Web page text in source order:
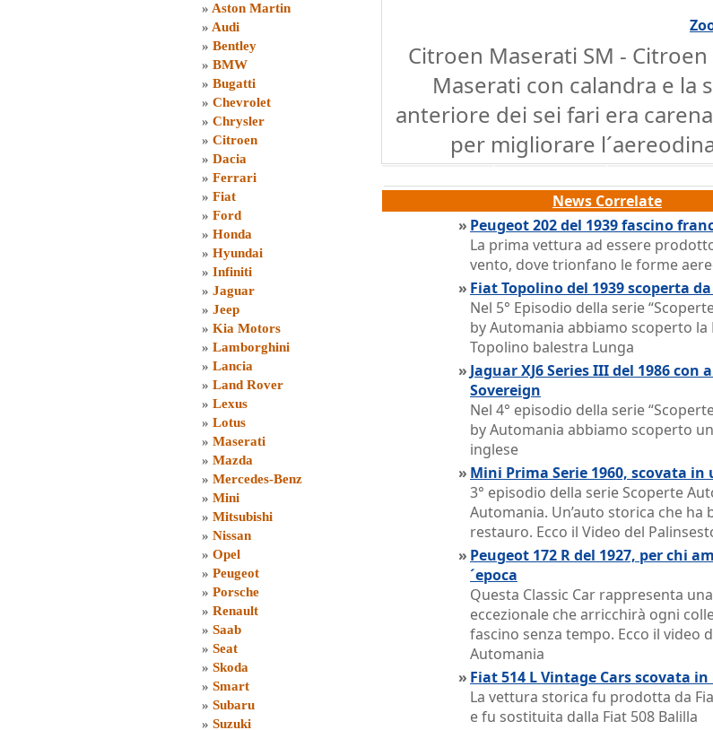
» Aston Martin
» Audi
» Bentley
» BMW
» Bugatti
» Chevrolet
» Chrysler
» Citroen
» Dacia
» Ferrari
» Fiat
» Ford
» Honda
» Hyundai
» Infiniti
» Jaguar
» Jeep
» Kia Motors
» Lamborghini
» Lancia
» Land Rover
» Lexus
» Lotus
» Maserati
» Mazda
» Mercedes-Benz
» Mini
» Mitsubishi
» Nissan
» Opel
» Peugeot
» Porsche
» Renault
» Saab
» Seat
» Skoda
» Smart
» Subaru
» Suzuki
Citroen Maserati SM - Citroen
Maserati con calandra e la
anteriore dei sei fari era
per migliorare
News Correlate
» Peugeot 202 del 1939 fascino
La prima vettura ad essere
vento, dove trionfano le forme
» Fiat Topolino del 1939 scoperta
Nel 5° Episodio della serie
by Automania abbiamo scoperto la
Topolino balestra Lunga
» Jaguar XJ6 Series III del 1986 con
Sovereign
Nel 4° episodio della serie
by Automania abbiamo scoperto
inglese
» Mini Prima Serie 1960, scovata
3° episodio della serie Scoperte
Automania. Un’auto storica che ha
restauro. Ecco il Video del
» Peugeot 172 R del 1927, per chi
´epoca
Questa Classic Car rappresenta
eccezionale che arricchirà ogni
fascino senza tempo. Ecco il video
Automania
» Fiat 514 L Vintage Cars scovata
La vettura storica fu prodotta da
e fu sostituita dalla Fiat 508 Balilla